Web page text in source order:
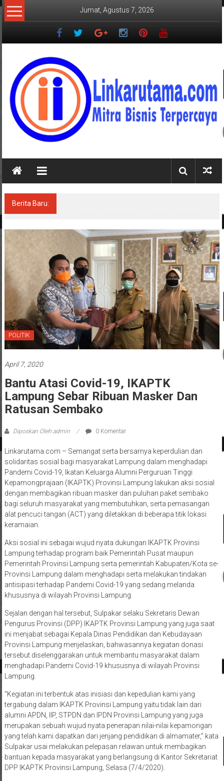
Lompat
ke
Jumat, Agustus 7, 2026
LINKARUTAMA.COM
Mitra
Terpercaya
Berita Baru:
POLITIK
April 7, 2020
Bantu Atasi Covid-19, IKAPTK
Lampung Sebar Ribuan Masker Dan
Ratusan Sembako
Diposkan Oleh:admin 0 Komentar
Linkarutama.com – Semangat serta bersarnya keperdulian dan
solidaritas sosial bagi masyarakat Lampung dalam menghadapi
Pandemi Covid-19, Ikatan Keluarga Alumni Perguruan Tinggi
Kepamongprajaan (IKAPTK) Provinsi Lampung lakukan aksi sosial
dengan membagikan ribuan masker dan puluhan paket sembako
bagi seluruh masyarakat yang membutuhkan, serta pemasangan
alat pencuci tangan (ACT) yang diletakkan di beberapa titik lokasi
keramaian.
Aksi sosial ini sebagai wujud nyata dukungan IKAPTK Provinsi
Lampung terhadap program baik Pemerintah Pusat maupun
Pemerintah Provinsi Lampung serta pemerintah Kabupaten/Kota se-
Provinsi Lampung dalam menghadapi serta melakukan tindakan
antisipasi terhadap Pandemi Covid-19 yang sedang melanda
khususnya di wilayah Provinsi Lampung.
Sejalan dengan hal tersebut, Sulpakar selaku Sekretaris Dewan
Pengurus Provinsi (DPP) IKAPTK Provinsi Lampung yang juga saat
ini menjabat sebagai Kepala Dinas Pendidikan dan Kebudayaan
Provinsi Lampung menjelaskan, bahwasannya kegiatan donasi
tersebut diselenggarakan untuk membantu masyarakat dalam
menghadapi Pandemi Covid-19 khususnya di wilayah Provinsi
Lampung.
“Kegiatan ini terbentuk atas inisiasi dan kepedulian kami yang
tergabung dalam IKAPTK Provinsi Lampung yaitu tidak lain dari
alumni APDN, IIP, STPDN dan IPDN Provinsi Lampung yang juga
merupakan sebuah wujud nyata penerapan nilai-nilai kepamongan
yang telah kami dapatkan dari jenjang pendidikan di almamater,” kata
Sulpakar usai melakukan pelepasan relawan untuk membagikan
bantuan kepada masyarakat yang berlangsung di Kantor Sekretariat
DPP IKAPTK Provinsi Lampung, Selasa (7/4/2020).